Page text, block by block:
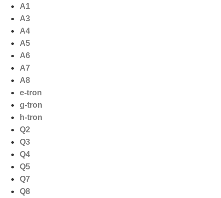
naar
inhoud
A1
A3
A4
A5
A6
A7
A8
e-tron
g-tron
h-tron
Q2
Q3
Q4
Q5
Q7
Q8